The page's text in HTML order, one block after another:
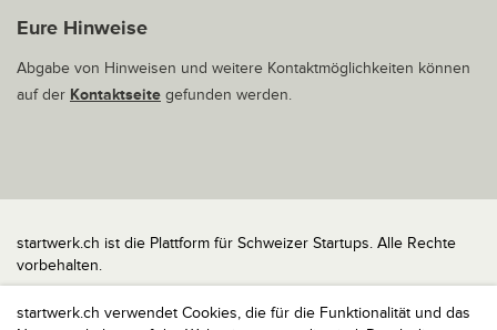
startwerk.ch verwendet Cookies, die für die Funktionalität und das
Eure Hinweise
Abgabe von Hinweisen und weitere Kontaktmöglichkeiten können
auf der Kontaktseite gefunden werden.
startwerk.ch ist die Plattform für Schweizer Startups. Alle Rechte
vorbehalten.
Impressum